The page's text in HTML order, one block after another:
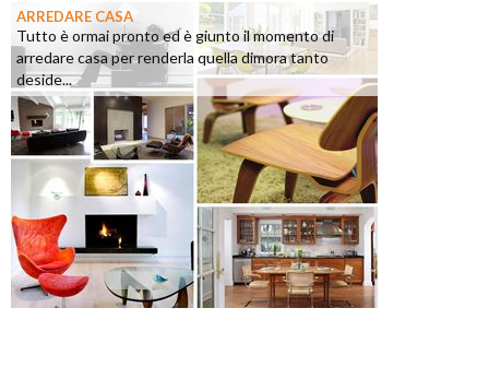
ARREDARE CASA
Tutto è ormai pronto ed è giunto il momento di
arredare casa per renderla quella dimora tanto
deside...